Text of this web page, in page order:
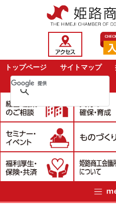
トップページ サイトマップ